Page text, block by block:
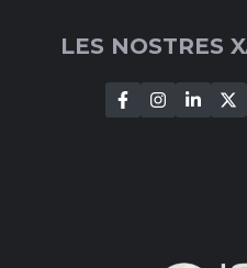
LES NOSTRES